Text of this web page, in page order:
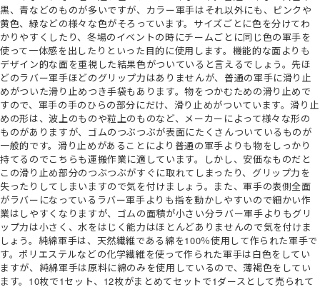
黒、青などのものが多いですが、カラー軍手はそれ以外にも、ピンクや
黄色、緑などの様々な色がそろっています。サイズごとに色を分けてわ
かりやすくしたり、冬場のイベントの時にチームごとに同じ色の軍手を
使って一体感を出したりといった目的に使用します。機能的な面よりも
デザイン的な面を重視した結果色がついていると言えるでしょう。先ほ
どのラバー軍手ほどのグリップ力はありませんが、普通の軍手に滑り止
めがついた滑り止めつき手袋もあります。物をつかむための滑り止めで
すので、軍手の手のひらの部分にだけ、滑り止めがついています。滑り止
めの形は、波上のものや粒上のものなど、メーカーによって様々な形の
ものがありますが、ゴムのつぶつぶが表面にたくさんついているものが
一般的です。滑り止めがあることにより普通の軍手よりも物をしっかり
持てるのでこちらも運搬作業に適しています。しかし、安価なものだと
この滑り止め部分のつぶつぶがすぐに取れてしまったり、グリップ力を
失ったりしてしまいますので気を付けましょう。また、軍手の表側全面
がラバーになっているラバー軍手よりも指を動かしやすいので細かい作
業はしやすくなりますが、ゴムの面積が小さい分ラバー軍手よりもグリ
ップ力は小さく、水をはじく能力はほとんどありませんので気を付けま
しょう。純綿軍手は、天然繊維である綿を100％使用して作られた軍手で
す。ポリエステルなどの化学繊維を使って作られた軍手は白色をしてい
ますが、純綿軍手は原料に綿のみを使用しているので、薄褐色をしてい
ます。10枚で1セット、12枚がまとめてセットで1ダースとして売られて